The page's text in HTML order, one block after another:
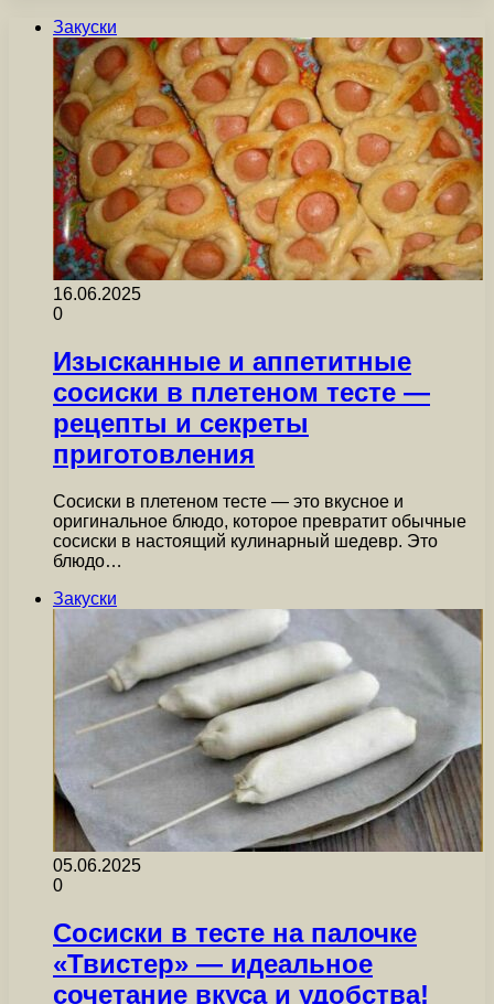
Закуски
16.06.2025
0
Изысканные и аппетитные
сосиски в плетеном тесте —
рецепты и секреты
приготовления
Сосиски в плетеном тесте — это вкусное и
оригинальное блюдо, которое превратит обычные
сосиски в настоящий кулинарный шедевр. Это
блюдо…
Закуски
05.06.2025
0
Сосиски в тесте на палочке
«Твистер» — идеальное
сочетание вкуса и удобства!